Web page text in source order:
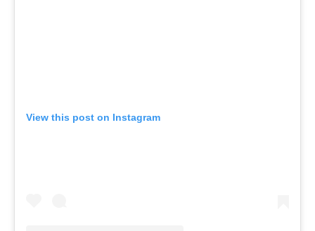
View this post on Instagram